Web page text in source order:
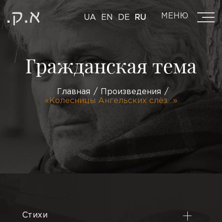
UA EN DE RU МЕНЮ
Гражданская тема
Главная
Произведения
«Колесницы Ангельских слёз…»
Стихи